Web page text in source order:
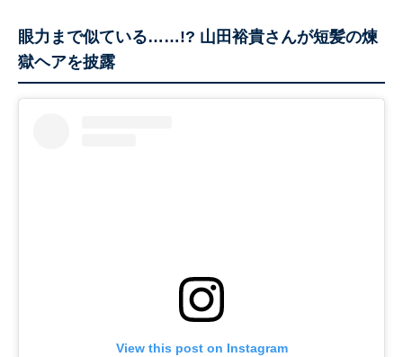
眼力まで似ている……!? 山田裕貴さんが短髪の煉
獄ヘアを披露
View this post on Instagram